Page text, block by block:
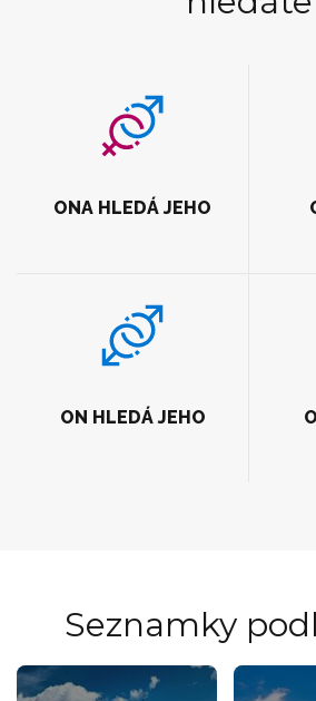
ONA HLEDÁ JEHO
ON HLEDÁ JEHO
Seznamky